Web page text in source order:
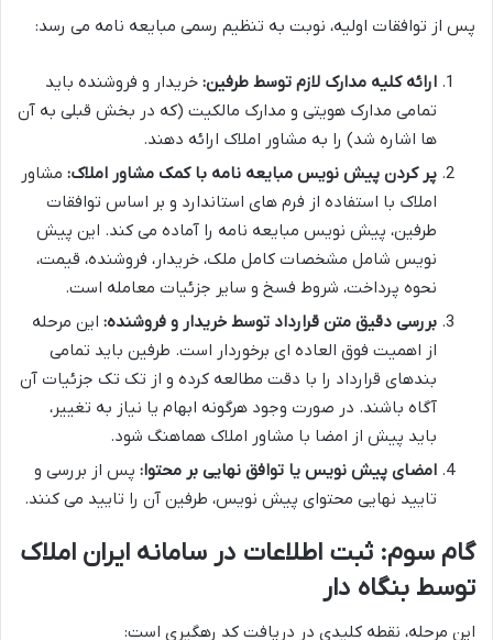
پس از توافقات اولیه، نوبت به تنظیم رسمی مبایعه نامه می رسد:
ارائه کلیه مدارک لازم توسط طرفین: خریدار و فروشنده باید
تمامی مدارک هویتی و مدارک مالکیت (که در بخش قبلی به آن
ها اشاره شد) را به مشاور املاک ارائه دهند.
پر کردن پیش نویس مبایعه نامه با کمک مشاور املاک: مشاور
املاک با استفاده از فرم های استاندارد و بر اساس توافقات
طرفین، پیش نویس مبایعه نامه را آماده می کند. این پیش
نویس شامل مشخصات کامل ملک، خریدار، فروشنده، قیمت،
نحوه پرداخت، شروط فسخ و سایر جزئیات معامله است.
بررسی دقیق متن قرارداد توسط خریدار و فروشنده: این مرحله
از اهمیت فوق العاده ای برخوردار است. طرفین باید تمامی
بندهای قرارداد را با دقت مطالعه کرده و از تک تک جزئیات آن
آگاه باشند. در صورت وجود هرگونه ابهام یا نیاز به تغییر،
باید پیش از امضا با مشاور املاک هماهنگ شود.
امضای پیش نویس یا توافق نهایی بر محتوا: پس از بررسی و
تایید نهایی محتوای پیش نویس، طرفین آن را تایید می کنند.
گام سوم: ثبت اطلاعات در سامانه ایران املاک
توسط بنگاه دار
این مرحله، نقطه کلیدی در دریافت کد رهگیری است: